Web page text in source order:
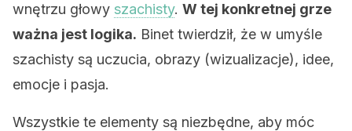
wnętrzu głowy szachisty. W tej konkretnej grze
ważna jest logika. Binet twierdził, że w umyśle
szachisty są uczucia, obrazy (wizualizacje), idee,
emocje i pasja.
Wszystkie te elementy są niezbędne, aby móc